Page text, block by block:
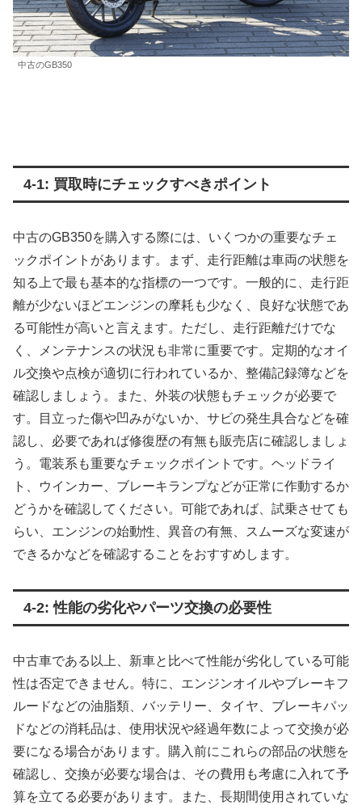
中古のGB350
4-1: 買取時にチェックすべきポイント
中古のGB350を購入する際には、いくつかの重要なチェ
ックポイントがあります。まず、走行距離は車両の状態を
知る上で最も基本的な指標の一つです。一般的に、走行距
離が少ないほどエンジンの摩耗も少なく、良好な状態であ
る可能性が高いと言えます。ただし、走行距離だけでな
く、メンテナンスの状況も非常に重要です。定期的なオイ
ル交換や点検が適切に行われているか、整備記録簿などを
確認しましょう。また、外装の状態もチェックが必要で
す。目立った傷や凹みがないか、サビの発生具合などを確
認し、必要であれば修復歴の有無も販売店に確認しましょ
う。電装系も重要なチェックポイントです。ヘッドライ
ト、ウインカー、ブレーキランプなどが正常に作動するか
どうかを確認してください。可能であれば、試乗させても
らい、エンジンの始動性、異音の有無、スムーズな変速が
できるかなどを確認することをおすすめします。
4-2: 性能の劣化やパーツ交換の必要性
中古車である以上、新車と比べて性能が劣化している可能
性は否定できません。特に、エンジンオイルやブレーキフ
ルードなどの油脂類、バッテリー、タイヤ、ブレーキパッ
ドなどの消耗品は、使用状況や経過年数によって交換が必
要になる場合があります。購入前にこれらの部品の状態を
確認し、交換が必要な場合は、その費用も考慮に入れて予
算を立てる必要があります。また、長期間使用されていな